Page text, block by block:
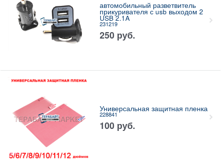
автомобильный разветвитель
прикуривателя с usb выходом 2
USB 2.1A
231219
250 руб.
Универсальная защитная пленка
228841
100 руб.